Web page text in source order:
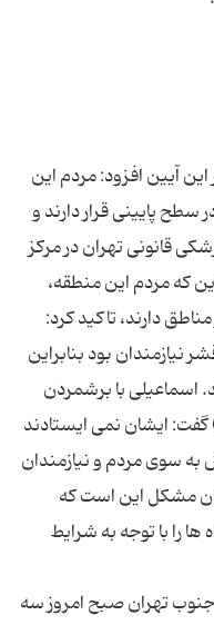
آیین افزود: مردم این
پایینی قرار دارند و
قانونی تهران در مرکز
که مردم این منطقه،
دارند، تاکید کرد:
نیازمندان بود بنابراین
اسماعیلی با برشمردن
ایشان نمی ایستادند
به سوی مردم و نیازمندان
مشکل این است که
را با توجه به شرایط
تهران صبح امروز سه